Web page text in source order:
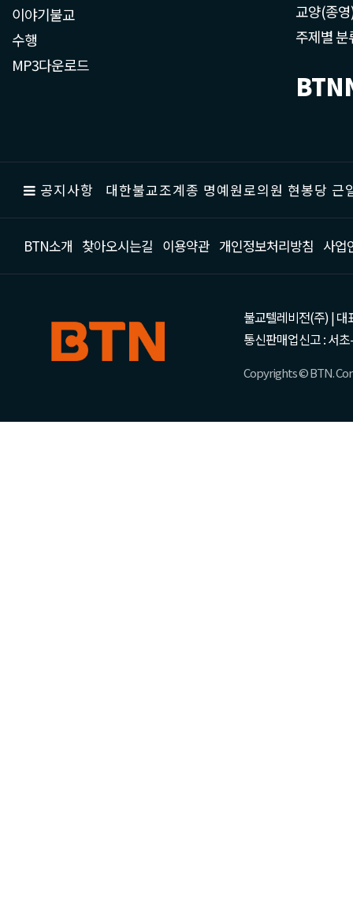
이야기불교
수행
MP3다운로드
교양(종
주제별 분
공지사항 대한불교조계종 명예원로의원 현봉당
BTN소개 찾아오시는길 이용약관 개인정보처리방침 사업
불교텔레비전(주) | 대
통신판매업신고 : 서
Copyrights © BTN.